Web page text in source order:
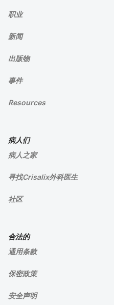
职业
新闻
出版物
事件
Resources
病人们
病人之家
寻找Crisalix外科医生
社区
合法的
通用条款
保密政策
安全声明